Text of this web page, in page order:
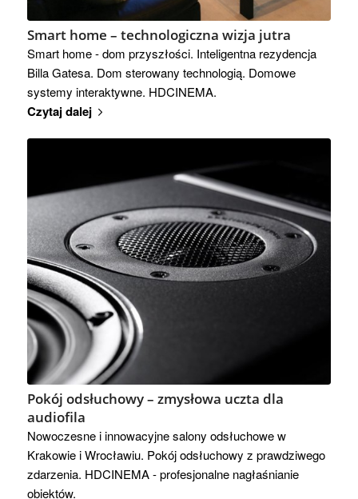
Smart home – technologiczna wizja jutra
Smart home - dom przyszłości. Inteligentna rezydencja
Billa Gatesa. Dom sterowany technologią. Domowe
systemy interaktywne. HDCINEMA.
Czytaj dalej
Pokój odsłuchowy – zmysłowa uczta dla
audiofila
Nowoczesne i innowacyjne salony odsłuchowe w
Krakowie i Wrocławiu. Pokój odsłuchowy z prawdziwego
zdarzenia. HDCINEMA - profesjonalne nagłaśnianie
obiektów.